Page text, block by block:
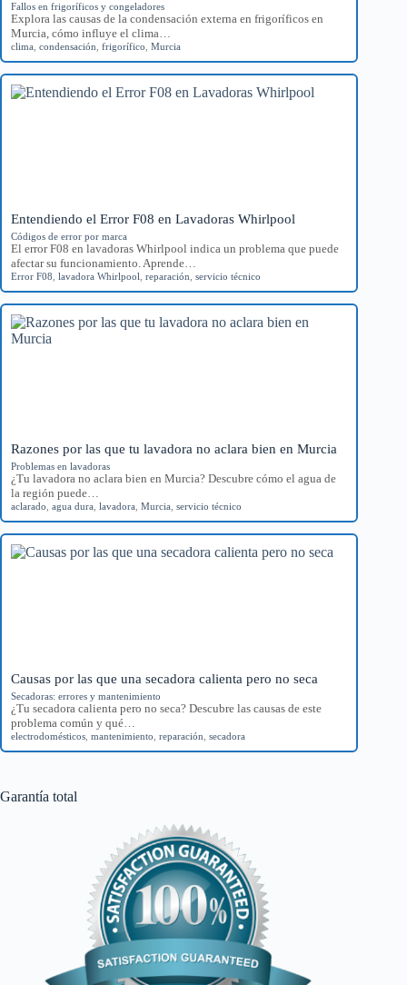
Fallos en frigoríficos y congeladores
Explora las causas de la condensación externa en frigoríficos en
Murcia, cómo influye el clima…
clima condensación frigorífico Murcia
Entendiendo el Error F08 en Lavadoras Whirlpool
Códigos de error por marca
El error F08 en lavadoras Whirlpool indica un problema que puede
afectar su funcionamiento. Aprende…
Error F08 lavadora Whirlpool reparación servicio técnico
Razones por las que tu lavadora no aclara bien en Murcia
Problemas en lavadoras
¿Tu lavadora no aclara bien en Murcia? Descubre cómo el agua de
la región puede…
aclarado agua dura lavadora Murcia servicio técnico
Causas por las que una secadora calienta pero no seca
Secadoras: errores y mantenimiento
¿Tu secadora calienta pero no seca? Descubre las causas de este
problema común y qué…
electrodomésticos mantenimiento reparación secadora
Garantía total